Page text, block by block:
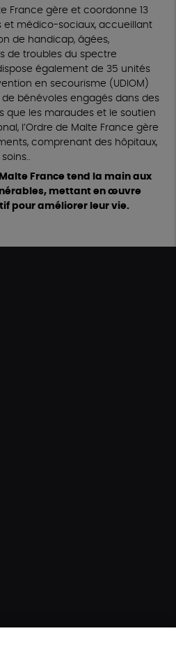
France gère et coordonne 13
et médico-sociaux, accueillant
de handicap, âgées,
de troubles du spectre
également de 35 unités
en secourisme (UDIOM)
bénévoles engagés dans des
que les maraudes et le soutien
l’Ordre de Malte France gère
comprenant des hôpitaux,
France tend la main aux
mettant en œuvre
pour améliorer leur vie.